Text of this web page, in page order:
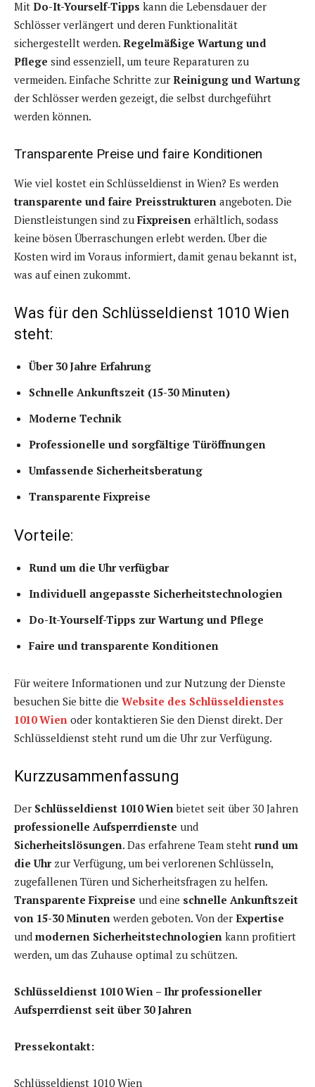
Mit Do-It-Yourself-Tipps kann die Lebensdauer der
Schlösser verlängert und deren Funktionalität
sichergestellt werden. Regelmäßige Wartung und
Pflege sind essenziell, um teure Reparaturen zu
vermeiden. Einfache Schritte zur Reinigung und Wartung
der Schlösser werden gezeigt, die selbst durchgeführt
werden können.
Transparente Preise und faire Konditionen
Wie viel kostet ein Schlüsseldienst in Wien? Es werden
transparente und faire Preisstrukturen angeboten. Die
Dienstleistungen sind zu Fixpreisen erhältlich, sodass
keine bösen Überraschungen erlebt werden. Über die
Kosten wird im Voraus informiert, damit genau bekannt ist,
was auf einen zukommt.
Was für den Schlüsseldienst 1010 Wien
steht:
Über 30 Jahre Erfahrung
Schnelle Ankunftszeit (15-30 Minuten)
Moderne Technik
Professionelle und sorgfältige Türöffnungen
Umfassende Sicherheitsberatung
Transparente Fixpreise
Vorteile:
Rund um die Uhr verfügbar
Individuell angepasste Sicherheitstechnologien
Do-It-Yourself-Tipps zur Wartung und Pflege
Faire und transparente Konditionen
Für weitere Informationen und zur Nutzung der Dienste
besuchen Sie bitte die Website des Schlüsseldienstes
1010 Wien oder kontaktieren Sie den Dienst direkt. Der
Schlüsseldienst steht rund um die Uhr zur Verfügung.
Kurzzusammenfassung
Der Schlüsseldienst 1010 Wien bietet seit über 30 Jahren
professionelle Aufsperrdienste und
Sicherheitslösungen. Das erfahrene Team steht rund um
die Uhrzur Verfügung, um bei verlorenen Schlüsseln,
zugefallenen Türen und Sicherheitsfragen zu helfen.
Transparente Fixpreise und eine schnelle Ankunftszeit
von 15-30 Minuten werden geboten. Von der Expertise
und modernen Sicherheitstechnologien kann profitiert
werden, um das Zuhause optimal zu schützen.
Schlüsseldienst 1010 Wien – Ihr professioneller
Aufsperrdienst seit über 30 Jahren
Pressekontakt:
Schlüsseldienst 1010 Wien